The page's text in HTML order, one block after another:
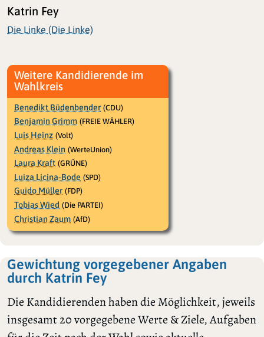
Katrin Fey
Die Linke (Die Linke)
Weitere Kandidierende im
Wahlkreis
Benedikt Büdenbender (CDU)
Benjamin Grimm (FREIE WÄHLER)
Luis Heinz (Volt)
Andreas Klein (WerteUnion)
Laura Kraft (GRÜNE)
Luiza Licina-Bode (SPD)
Guido Müller (FDP)
Tobias Wied (Die PARTEI)
Christian Zaum (AfD)
Gewichtung vorgegebener Angaben
durch Katrin Fey
Die Kandidierenden haben die Möglichkeit, jeweils
insgesamt 20 vorgegebene Werte & Ziele, Aufgaben